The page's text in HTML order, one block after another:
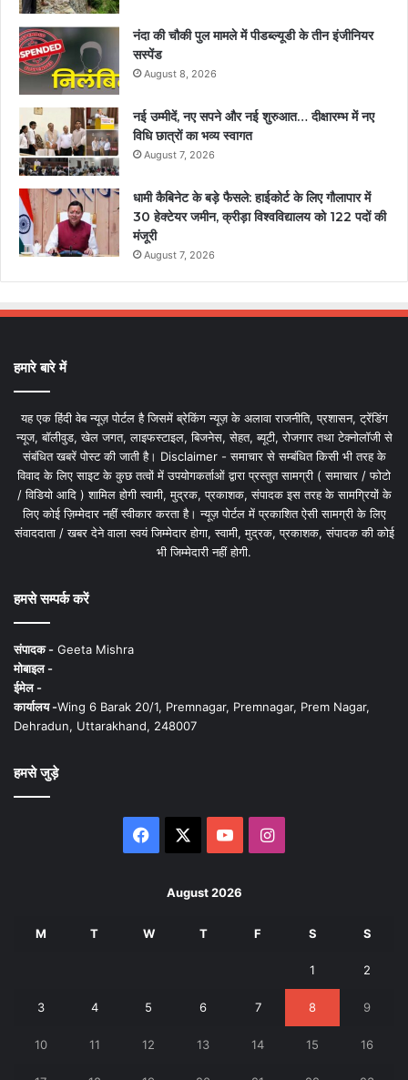
नंदा की चौकी पुल मामले में पीडब्ल्यूडी के तीन इंजीनियर
सस्पेंड
August 8, 2026
नई उम्मीदें, नए सपने और नई शुरुआत… दीक्षारम्भ में नए
विधि छात्रों का भव्य स्वागत
August 7, 2026
धामी कैबिनेट के बड़े फैसले: हाईकोर्ट के लिए गौलापार में
30 हेक्टेयर जमीन, क्रीड़ा विश्वविद्यालय को 122 पदों की
मंजूरी
August 7, 2026
हमारे बारे में
यह एक हिंदी वेब न्यूज़ पोर्टल है जिसमें ब्रेकिंग न्यूज़ के अलावा राजनीति, प्रशासन, ट्रेंडिंग
न्यूज, बॉलीवुड, खेल जगत, लाइफस्टाइल, बिजनेस, सेहत, ब्यूटी, रोजगार तथा टेक्नोलॉजी से
संबंधित खबरें पोस्ट की जाती है। Disclaimer - समाचार से सम्बंधित किसी भी तरह के
विवाद के लिए साइट के कुछ तत्वों में उपयोगकर्ताओं द्वारा प्रस्तुत सामग्री ( समाचार / फोटो
/ विडियो आदि ) शामिल होगी स्वामी, मुद्रक, प्रकाशक, संपादक इस तरह के सामग्रियों के
लिए कोई ज़िम्मेदार नहीं स्वीकार करता है। न्यूज़ पोर्टल में प्रकाशित ऐसी सामग्री के लिए
संवाददाता / खबर देने वाला स्वयं जिम्मेदार होगा, स्वामी, मुद्रक, प्रकाशक, संपादक की कोई
भी जिम्मेदारी नहीं होगी.
हमसे सम्पर्क करें
संपादक - Geeta Mishra
मोबाइल -
ईमेल -
कार्यालय -Wing 6 Barak 20/1, Premnagar, Premnagar, Prem Nagar,
Dehradun, Uttarakhand, 248007
हमसे जुड़े
Facebook YouTubeInstagram
August 2026
M T W T F S S
1 2
3 4 5 6 7 8 9
10 11 12 13 14 15 16